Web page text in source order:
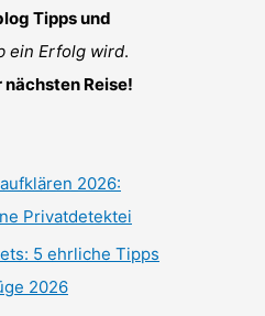
Tipps und
ein Erfolg wird.
Reise!
2026:
Privatdetektei
5 ehrliche Tipps
2026